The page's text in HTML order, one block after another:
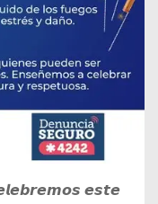
𝙚𝙨𝙩𝙚